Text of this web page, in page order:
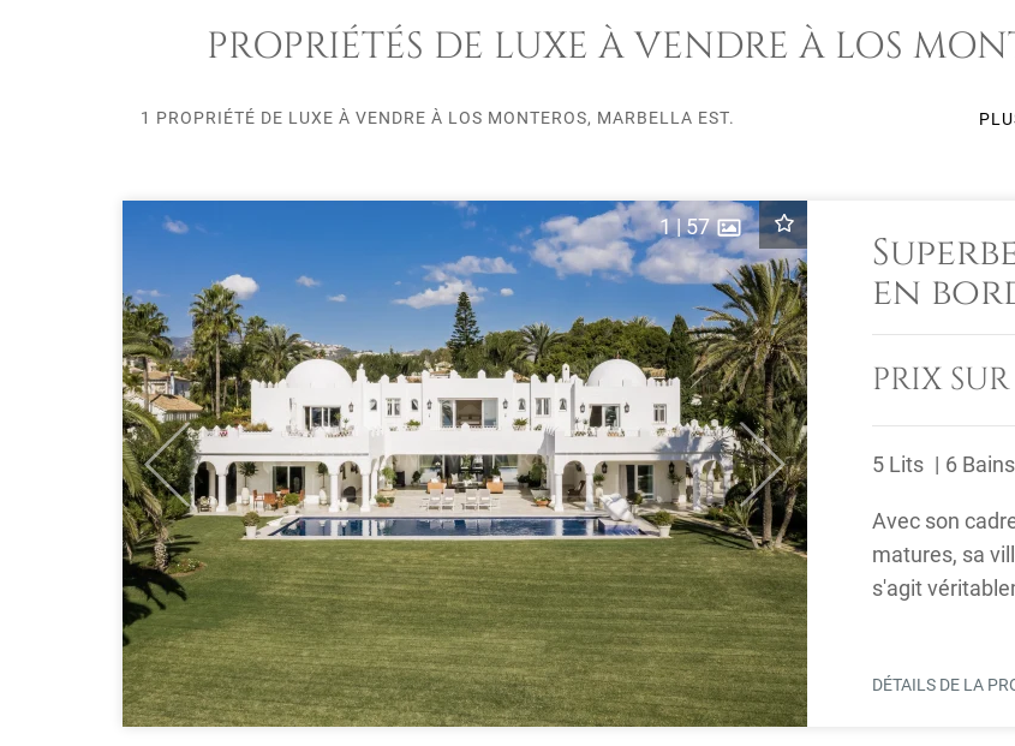
PROPRIÉTÉS DE LUXE À VENDRE À LOS
1 PROPRIÉTÉ DE LUXE À VENDRE À LOS MONTEROS, MARBELLA EST.
Previous Next
1|57
en
PRIX
5 Lits 6 Bains
Avec son
matures, sa
s'agit
DÉTAILS DE LA